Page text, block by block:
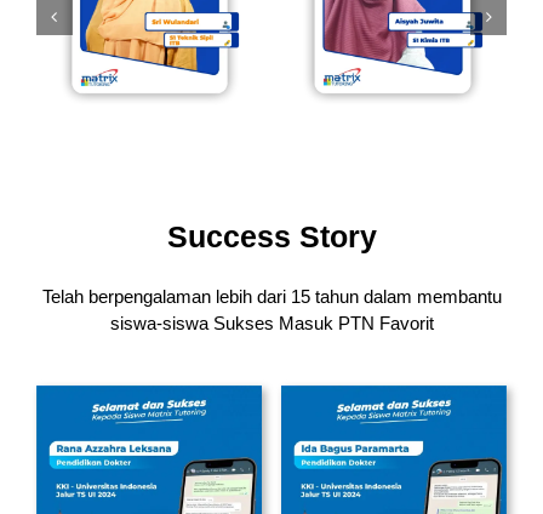
Success Story
Telah berpengalaman lebih dari 15 tahun dalam membantu
siswa-siswa Sukses Masuk PTN Favorit